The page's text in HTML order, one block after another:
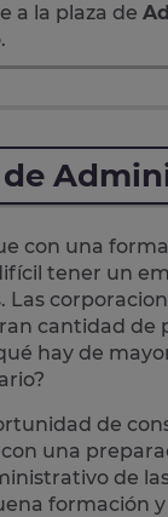
a la plaza de
con una
tener un
Las
cantidad de
hay de
de
una
de
formación